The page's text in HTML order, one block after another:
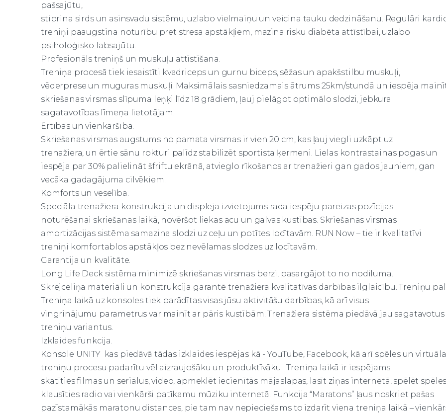
pašsajūtu,
stiprina sirds un asinsvadu sistēmu, uzlabo vielmaiņu un veicina tauku dedzināšanu. Regulāri
treniņi paaugstina noturību pret stresa apstākļiem, mazina risku diabēta attīstībai, uzlabo
psiholoģisko labsajūtu.
Profesionāls treniņš un muskuļu attīstīšana.
Treniņa procesā tiek iesaistīti kvadriceps un gurnu biceps, sēžas un apakšstilbu muskuļi,
vēderprese un muguras muskuļi. Maksimālais sasniedzamais ātrums 25km/stundā un iespēja
skriešanas virsmas slīpuma leņķi līdz 18 grādiem, ļauj pielāgot optimālo slodzi, jebkura
sagatavotības līmeņa lietotājam.
Ērtības un vienkāršība.
Skriešanas virsmas augstums no pamata virsmas ir vien 20 cm, kas ļauj viegli uzkāpt uz
trenažiera, un ērtie sānu rokturi palīdz stabilizēt sportista ķermeni. Lielas kontrastainas pogas un
iespēja par 30% palielināt šfriftu ekrānā, atvieglo rīkošanos ar trenažieri gan gados jauniem, gan
vecāka gadagājuma cilvēkiem.
Komforts un veselība.
Speciāla trenažiera konstrukcija un displeja izvietojums rada iespēju pareizas pozīcijas
noturēšanai skriešanas laikā, novēršot liekas acu un galvas kustības. Skriešanas virsmas
amortizācijas sistēma samazina slodzi uz ceļu un potītes locītavām. RUN Now – tie ir kvalitatīvi
treniņi komfortablos apstākļos bez nevēlamas slodzes uz locītavām.
Garantija un kvalitāte.
Long Life Deck sistēma minimizē skriešanas virsmas berzi, pasargājot to no nodiluma.
Skrejceliņa materiāli un konstrukcija garantē trenažiera kvalitatīvas darbības ilglaicību. Treniņu
Treniņa laikā uz konsoles tiek parādītas visas jūsu aktivitāšu darbības, kā arī visus
vingrinājumu parametrus var mainīt ar pāris kustībām. Trenažiera sistēma piedāvā jau sagatavotus
treniņu variantus.
Izklaides funkcija.
Konsole UNITY kas piedāvā tādas izklaides iespējas kā - YouTube, Facebook, kā arī spēles un
treniņu procesu padarītu vēl aizraujošāku un produktīvāku . Treniņa laikā ir iespējams
skatīties filmas un seriālus, video, apmeklēt iecienītās mājaslapas, lasīt ziņas internetā, spēlēt
klausīties radio vai vienkārši patīkamu mūziku internetā. Funkcija “Maratons” ļaus noskriet pašas
pazīstamākās maratonu distances, pie tam nav nepieciešams to izdarīt viena treniņa laikā –